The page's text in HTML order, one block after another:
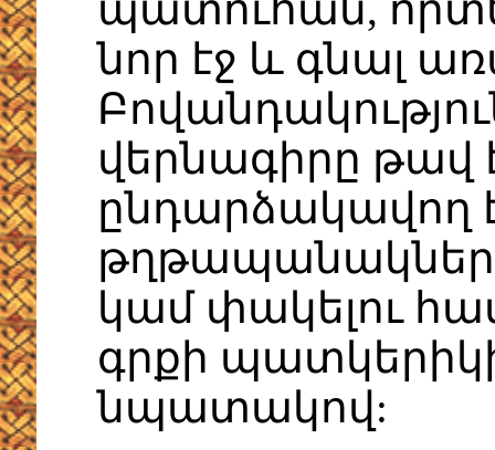
պատուհան,
նոր էջ և գնալ
վերնագիրը թավ
ընդարձակավող
կամ փակելու
գրքի
նպատակով: